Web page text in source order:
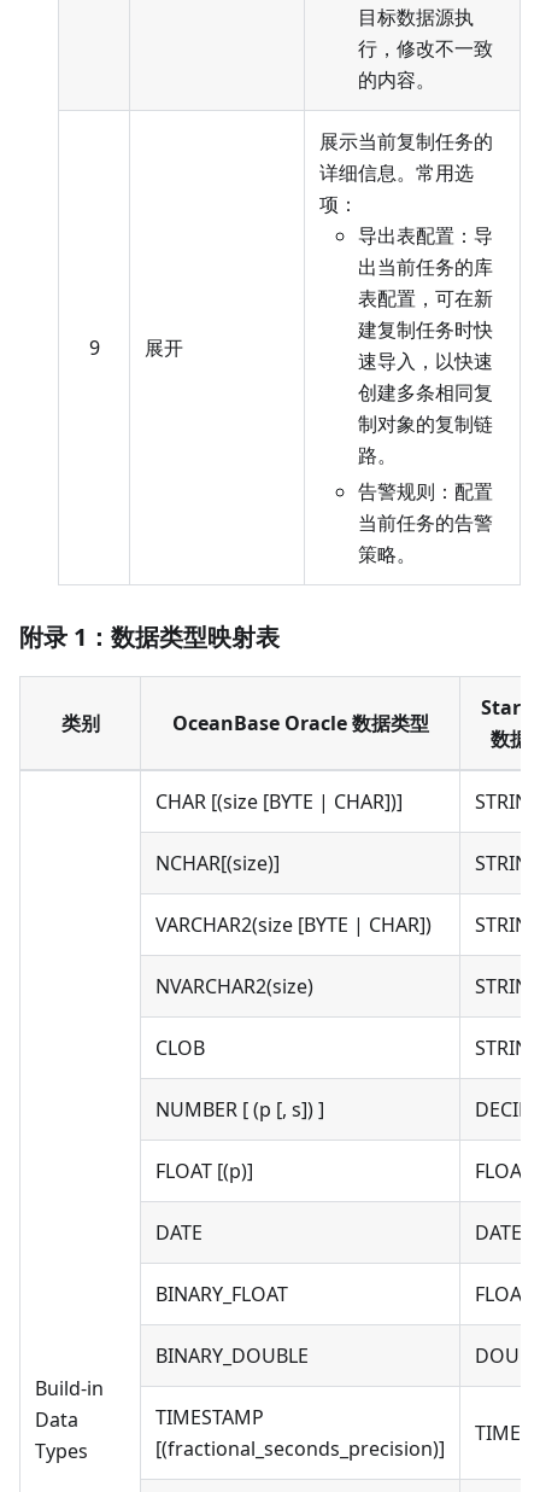
目标数据源执
行，修改不一致
的内容。
9 展开
展示当前复制任务的
详细信息。常用选
项：
导出表配置：导
出当前任务的库
表配置，可在新
建复制任务时快
速导入，以快速
创建多条相同复
制对象的复制链
路。
告警规则：配置
当前任务的告警
策略。
附录 1：数据类型映射表
类别 OceanBase Oracle 数据类型
数据
Build-in
Data
Types
CHAR [(size [BYTE | CHAR])]
NCHAR[(size)]
VARCHAR2(size [BYTE | CHAR])
NVARCHAR2(size)
CLOB
NUMBER [ (p [, s]) ]
FLOAT [(p)] FLOAT
DATE
BINARY_FLOAT FLOAT
BINARY_DOUBLE
TIMESTAMP
[(fractional_seconds_precision)]